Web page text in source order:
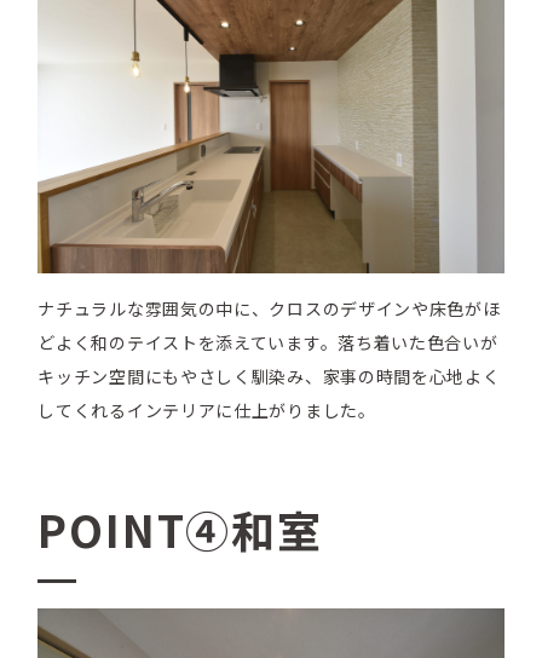
ナチュラルな雰囲気の中に、クロスのデザインや床色がほ
どよく和のテイストを添えています。落ち着いた色合いが
キッチン空間にもやさしく馴染み、家事の時間を心地よく
してくれるインテリアに仕上がりました。
POINT④和室